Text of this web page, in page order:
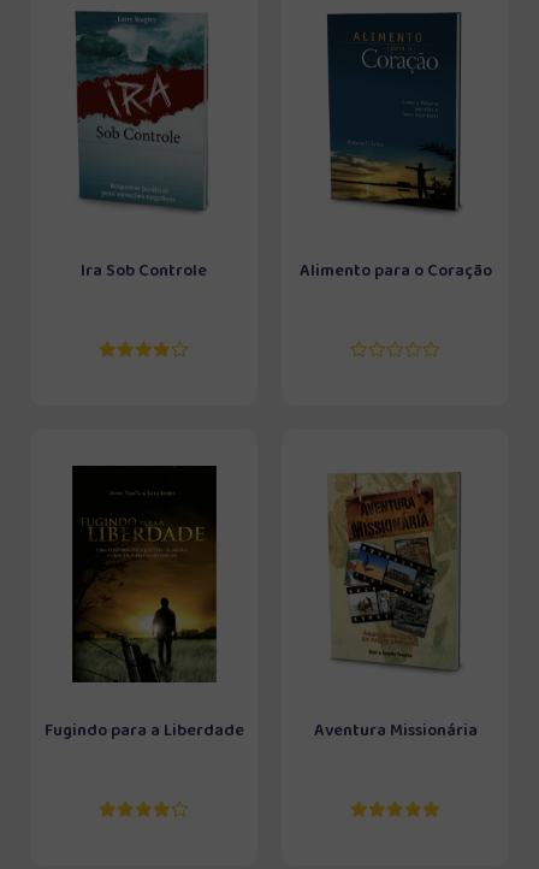
Ira Sob Controle Alimento para o Coração
Fugindo para a Liberdade Aventura Missionária